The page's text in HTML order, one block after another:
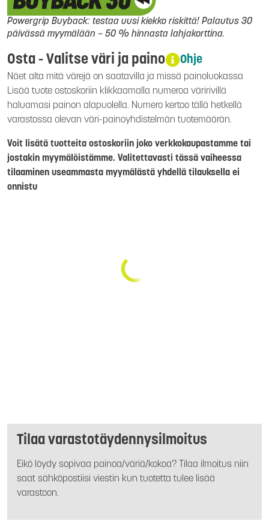
Powergrip Buyback: testaa uusi kiekko riskittä! Palautus 30
päivässä myymälään – 50 % hinnasta lahjakorttina.
Osta - Valitse väri ja paino Ohje
Näet alta mitä värejä on saatavilla ja missä painoluokassa
Lisää tuote ostoskoriin klikkaamalla numeroa väririvillä
haluamasi painon alapuolella. Numero kertoo tällä hetkellä
varastossa olevan väri-painoyhdistelmän tuotemäärän.
Voit lisätä tuotteita ostoskoriin joko verkkokaupastamme tai
jostakin myymälöistämme. Valitettavasti tässä vaiheessa
tilaaminen useammasta myymälästä yhdellä tilauksella ei
onnistu
Tilaa varastotäydennysilmoitus
Eikö löydy sopivaa painoa/väriä/kokoa? Tilaa ilmoitus niin
saat sähköpostiisi viestin kun tuotetta tulee lisää
varastoon.